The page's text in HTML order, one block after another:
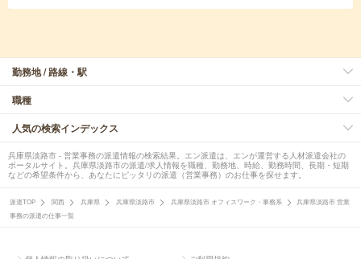
勤務地 / 路線・駅
職種
人気の検索インデックス
兵庫県淡路市 - 営業事務の派遣情報の検索結果。エン派遣は、エンが運営する人材派遣会社の
ポータルサイト。兵庫県淡路市の派遣/求人情報を職種、勤務地、時給、勤務時間、長期・短期
などの希望条件から、あなたにピッタリの派遣（営業事務）のお仕事を探せます。
派遣TOP 関西 兵庫県 兵庫県淡路市 兵庫県淡路市 オフィスワーク・事務系
兵庫県淡路市 営業
事務の派遣の仕事一覧